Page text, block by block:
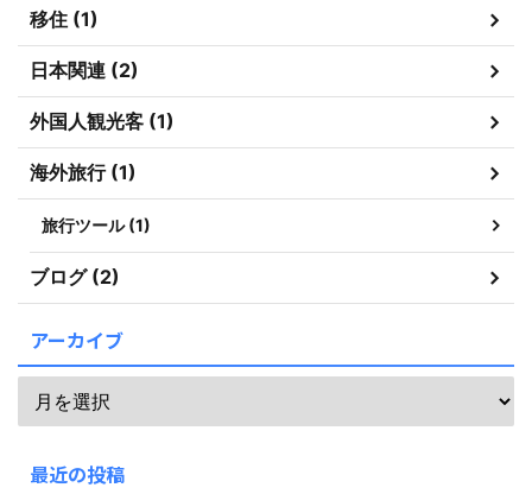
移住 (1)
日本関連 (2)
外国人観光客 (1)
海外旅行 (1)
旅行ツール (1)
ブログ (2)
アーカイブ
最近の投稿